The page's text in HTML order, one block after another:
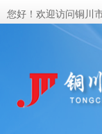
您好！欢迎访问铜川